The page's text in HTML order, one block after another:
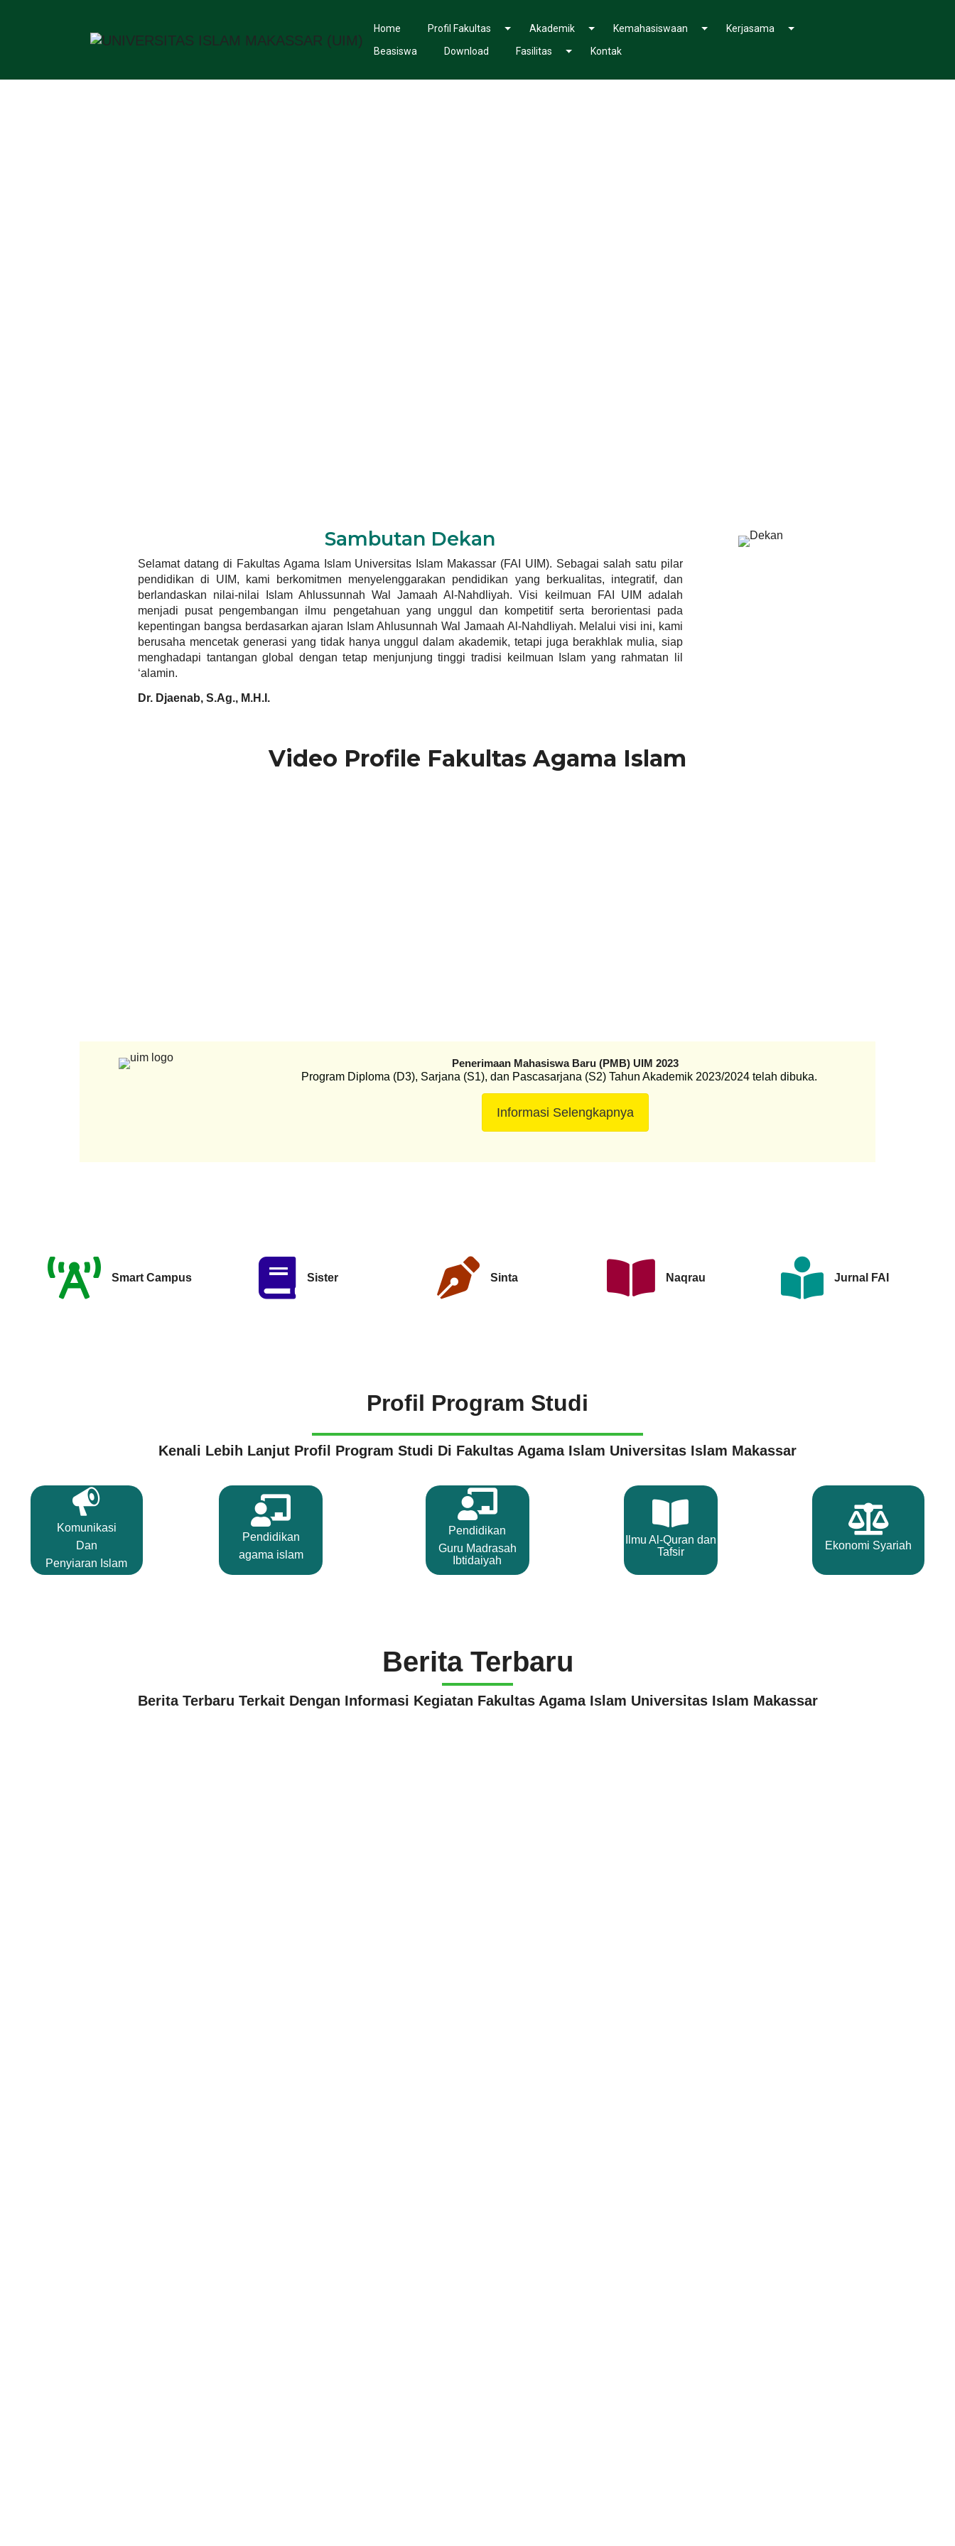
Home Profil Fakultas Akademik Kemahasiswaan
Kerjasama
Beasiswa
Download Fasilitas Kontak
Sambutan Dekan
Selamat datang di Fakultas Agama Islam Universitas Islam Makassar (FAI UIM). Sebagai salah satu pilar
pendidikan di UIM, kami berkomitmen menyelenggarakan pendidikan yang berkualitas, integratif, dan
berlandaskan nilai-nilai Islam Ahlussunnah Wal Jamaah Al-Nahdliyah. Visi keilmuan FAI UIM adalah
menjadi pusat pengembangan ilmu pengetahuan yang unggul dan kompetitif serta berorientasi pada
kepentingan bangsa berdasarkan ajaran Islam Ahlusunnah Wal Jamaah Al-Nahdliyah. Melalui visi ini, kami
berusaha mencetak generasi yang tidak hanya unggul dalam akademik, tetapi juga berakhlak mulia, siap
menghadapi tantangan global dengan tetap menjunjung tinggi tradisi keilmuan Islam yang rahmatan lil
‘alamin.
Dr. Djaenab, S.Ag., M.H.I.
Video Profile Fakultas Agama Islam
Penerimaan Mahasiswa Baru (PMB) UIM 2023
Program Diploma (D3), Sarjana (S1), dan Pascasarjana (S2) Tahun Akademik 2023/2024 telah dibuka.
Informasi Selengkapnya
Smart Campus
Smart Campus
Naqrau
Sister
Naqrau
Sinta
Naqrau
Naqrau
Jurnal FAI
Profil Program Studi
Kenali Lebih Lanjut Profil Program Studi Di Fakultas Agama Islam Universitas Islam Makassar
Komunikasi
Dan
Penyiaran Islam
Pendidikan
agama islam
Pendidikan
Guru Madrasah
Ibtidaiyah
Ilmu Al-Quran dan
Tafsir
Ekonomi Syariah
Berita Terbaru
Berita Terbaru Terkait Dengan Informasi Kegiatan Fakultas Agama Islam Universitas Islam Makassar